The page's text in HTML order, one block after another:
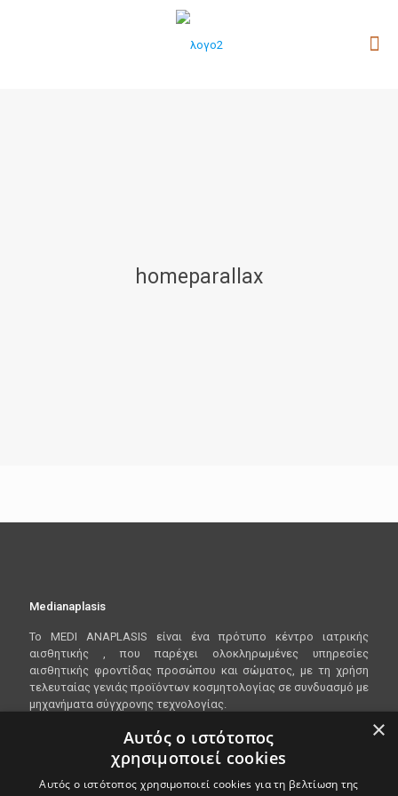
homeparallax
Medianaplasis
To MEDI ANAPLASIS είναι ένα πρότυπο κέντρο ιατρικής
αισθητικής , που παρέχει ολοκληρωμένες υπηρεσίες
αισθητικής φροντίδας προσώπου και σώματος, με τη χρήση
τελευταίας γενιάς προϊόντων κοσμητολογίας σε συνδυασμό με
μηχανήματα σύγχρονης τεχνολογίας.
Είμαστε ανοικτα Δευτέρα - Παρασκευή 10:00 - 20:00
Λεωφόρος Βασιλίσσης Όλγας 148, 546 45
×
Αυτός ο ιστότοπος
χρησιμοποιεί cookies
Αυτός ο ιστότοπος χρησιμοποιεί cookies για τη βελτίωση της